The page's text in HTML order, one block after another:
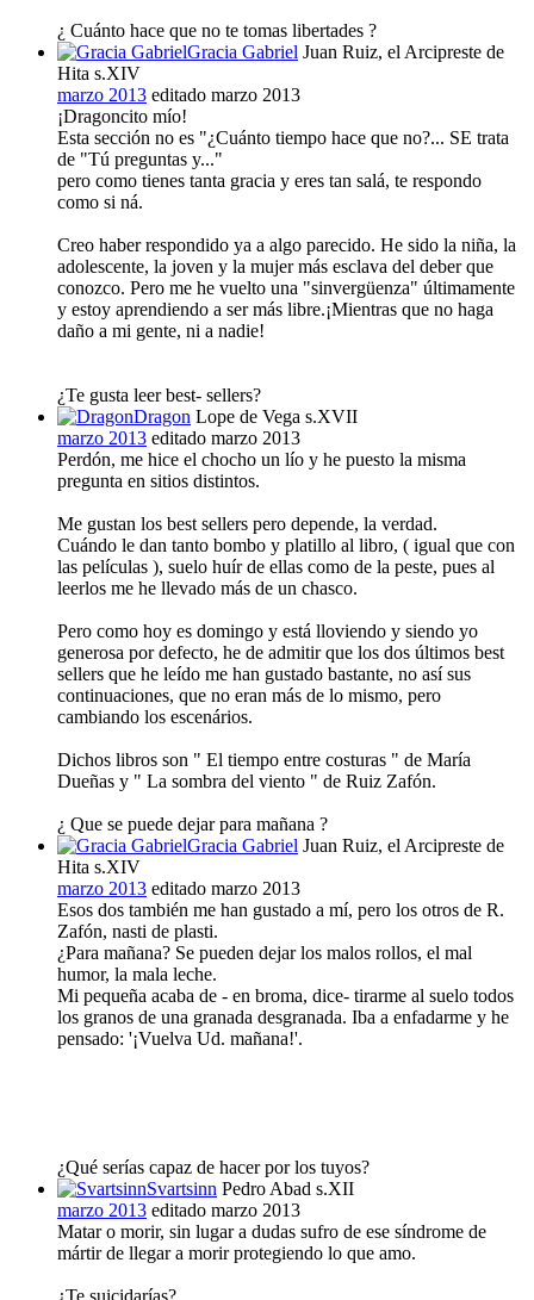
¿ Cuánto hace que no te tomas libertades ?
Gracia Gabriel Juan Ruiz, el Arcipreste de
Hita s.XIV
marzo 2013 editado marzo 2013
¡Dragoncito mío!
Esta sección no es "¿Cuánto tiempo hace que no?... SE trata
de "Tú preguntas y..."
pero como tienes tanta gracia y eres tan salá, te respondo
como si ná.
Creo haber respondido ya a algo parecido. He sido la niña, la
adolescente, la joven y la mujer más esclava del deber que
conozco. Pero me he vuelto una "sinvergüenza" últimamente
y estoy aprendiendo a ser más libre.¡Mientras que no haga
daño a mi gente, ni a nadie!
¿Te gusta leer best- sellers?
Dragon Lope de Vega s.XVII
marzo 2013 editado marzo 2013
Perdón, me hice el chocho un lío y he puesto la misma
pregunta en sitios distintos.
Me gustan los best sellers pero depende, la verdad.
Cuándo le dan tanto bombo y platillo al libro, ( igual que con
las películas ), suelo huír de ellas como de la peste, pues al
leerlos me he llevado más de un chasco.
Pero como hoy es domingo y está lloviendo y siendo yo
generosa por defecto, he de admitir que los dos últimos best
sellers que he leído me han gustado bastante, no así sus
continuaciones, que no eran más de lo mismo, pero
cambiando los escenários.
Dichos libros son " El tiempo entre costuras " de María
Dueñas y " La sombra del viento " de Ruiz Zafón.
¿ Que se puede dejar para mañana ?
Gracia Gabriel Juan Ruiz, el Arcipreste de
Hita s.XIV
marzo 2013 editado marzo 2013
Esos dos también me han gustado a mí, pero los otros de R.
Zafón, nasti de plasti.
¿Para mañana? Se pueden dejar los malos rollos, el mal
humor, la mala leche.
Mi pequeña acaba de - en broma, dice- tirarme al suelo todos
los granos de una granada desgranada. Iba a enfadarme y he
pensado: '¡Vuelva Ud. mañana!'.
¿Qué serías capaz de hacer por los tuyos?
Svartsinn Pedro Abad s.XII
marzo 2013 editado marzo 2013
Matar o morir, sin lugar a dudas sufro de ese síndrome de
mártir de llegar a morir protegiendo lo que amo.